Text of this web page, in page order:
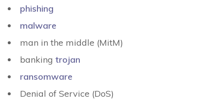
phishing
malware
man in the middle (MitM)
banking trojan
ransomware
Denial of Service (DoS)